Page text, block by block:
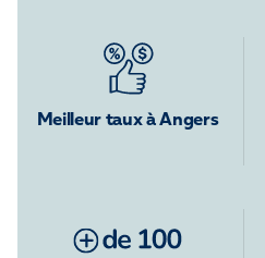
Meilleur taux à Angers